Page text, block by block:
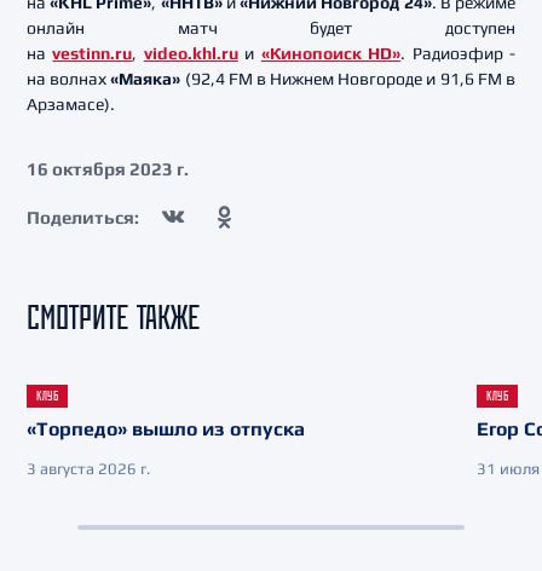
онлайн матч будет доступен
наvestinn.ru, video.khl.ru и «Кинопоиск HD». Радиоэфир -
на волнах«Маяка» (92,4 FM в Нижнем Новгороде и 91,6 FM в
Арзамасе).
16 октября 2023 г.
Поделиться:
СМОТРИТЕ ТАКЖЕ
КЛУБ
«Торпедо» вышло из отпуска
3 августа 2026 г.
КЛУБ
Егор
31 июля